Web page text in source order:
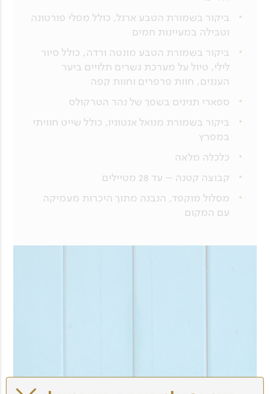
ביקור בשמורת הטבע ארנל, כולל מפלי פורטונה
וטבילה במעיינות חמים
ביקור בשמורת הטבע מונטה ורדה, כולל סיור
לילי, טיול על מערכת גשרים תלויים ביער
העננים, חוות פרפרים וחוות קפה
ספארי תנינים בשפך של נהר הטרקולס
ביקור בשמורת מנואל אנטוניו, כולל שייט חוויתי
במפרץ
כלכלה מלאה
קבוצה קטנה – עד 28 מטיילים
מסלול מוקפד, הנבנה מתוך היכרות מעמיקה
עם המקום